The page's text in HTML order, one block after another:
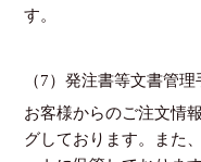
す。
（7）発注書等文書管理
お客様からのご注文情
グしております。また